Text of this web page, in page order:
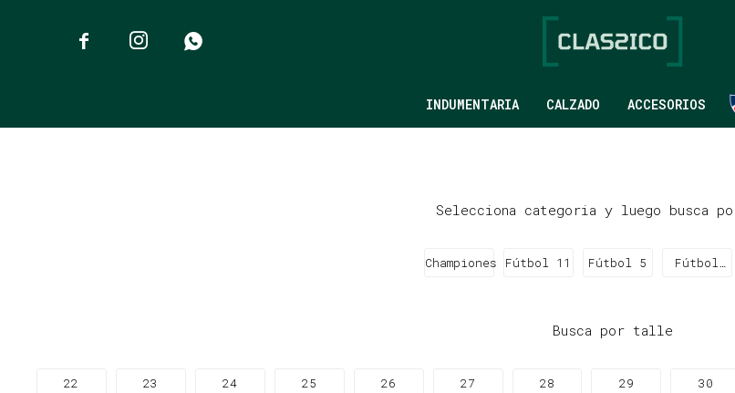
INDUMENTARIA CALZADO ACCESORIOS
  
Selecciona categoria y luego busca
Championes Fútbol 11 Fútbol 5
Fútbol
Busca por talle
22 23 24 25 26 27 28 29 30